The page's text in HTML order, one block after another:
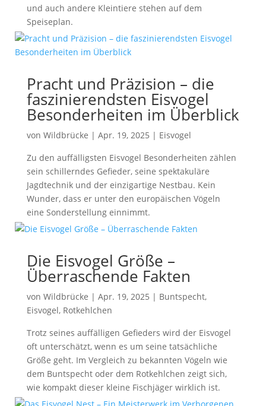
und auch andere Kleintiere stehen auf dem
Speiseplan.
Pracht und Präzision – die
faszinierendsten Eisvogel
Besonderheiten im Überblick
von Wildbrücke | Apr. 19, 2025 | Eisvogel
Zu den auffälligsten Eisvogel Besonderheiten zählen
sein schillerndes Gefieder, seine spektakuläre
Jagdtechnik und der einzigartige Nestbau. Kein
Wunder, dass er unter den europäischen Vögeln
eine Sonderstellung einnimmt.
Die Eisvogel Größe –
Überraschende Fakten
von Wildbrücke | Apr. 19, 2025 | Buntspecht,
Eisvogel, Rotkehlchen
Trotz seines auffälligen Gefieders wird der Eisvogel
oft unterschätzt, wenn es um seine tatsächliche
Größe geht. Im Vergleich zu bekannten Vögeln wie
dem Buntspecht oder dem Rotkehlchen zeigt sich,
wie kompakt dieser kleine Fischjäger wirklich ist.